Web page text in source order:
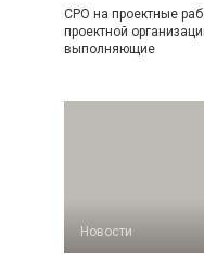
СРО на проектные
проектной
выполняющие
Новости